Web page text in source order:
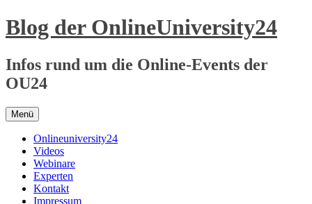
Zum
Inhalt
Blog der OnlineUniversity24
Infos rund um die Online-Events der
OU24
Menü
Onlineuniversity24
Videos
Webinare
Experten
Kontakt
Impressum